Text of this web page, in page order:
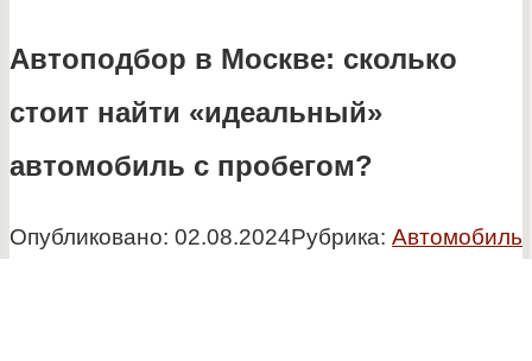
Автоподбор в Москве: сколько
стоит найти «идеальный»
автомобиль с пробегом?
Опубликовано: 02.08.2024Рубрика: Автомобиль